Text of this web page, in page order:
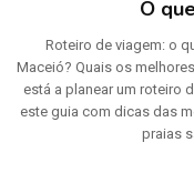
O
Roteiro de viagem: o
Maceió? Quais os
está a planear um roteiro
este guia com dicas das
praias